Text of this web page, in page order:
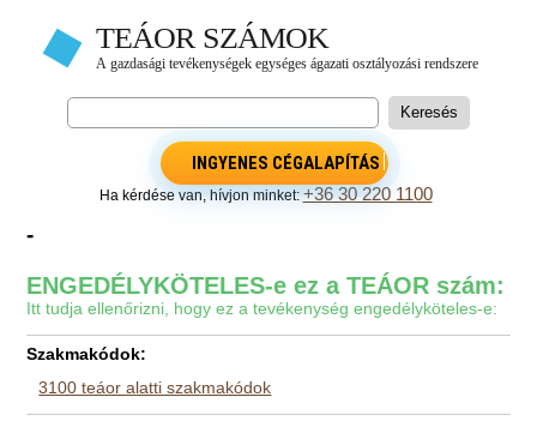
INGYENES CÉGALAPÍTÁS
Ha kérdése van, hívjon minket:+36 30 220 1100
-
ENGEDÉLYKÖTELES-e ez a TEÁOR szám:
Itt tudja ellenőrizni, hogy ez a tevékenység engedélyköteles-e:
Szakmakódok:
3100 teáor alatti szakmakódok